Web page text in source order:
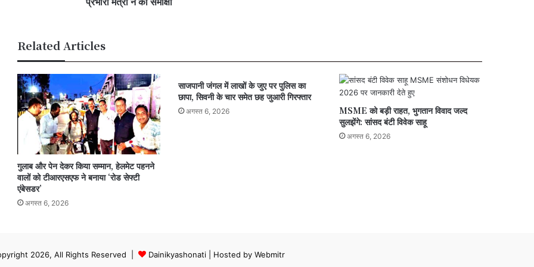
Related Articles
गुलाब और पेन देकर किया सम्मान, हेलमेट पहनने
वालों को टीआरएसएफ ने बनाया ‘रोड सेफ्टी
एंबेसडर’
अगस्त 6, 2026
साजपानी जंगल में लाखों के जुए पर पुलिस का
छापा, सिवनी के चार समेत छह जुआरी गिरफ्तार
अगस्त 6, 2026
MSME को बड़ी राहत, भुगतान विवाद जल्द
सुलझेंगे: सांसद बंटी विवेक साहू
अगस्त 6, 2026
2026, All Rights Reserved | Dainikyashonati | Hosted by Webmitr